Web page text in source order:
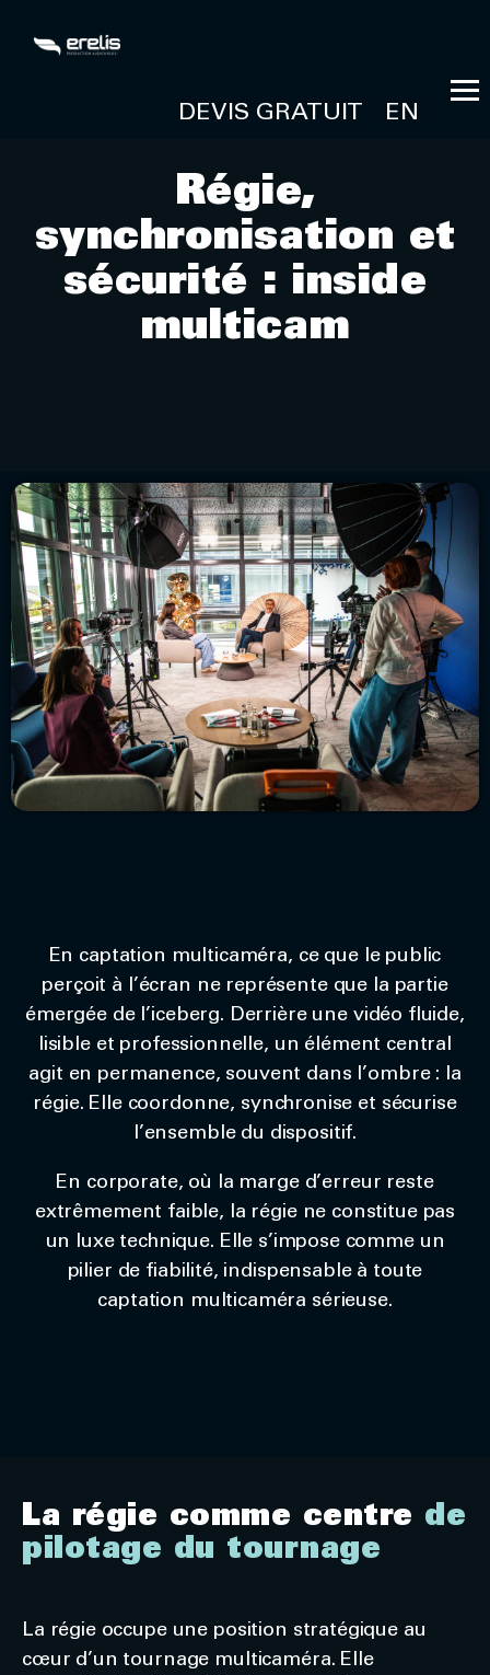
DEVIS GRATUIT EN
Régie,
synchronisation et
sécurité : inside
multicam
En captation multicaméra, ce que le public
perçoit à l’écran ne représente que la partie
émergée de l’iceberg. Derrière une vidéo fluide,
lisible et professionnelle, un élément central
agit en permanence, souvent dans l’ombre : la
régie. Elle coordonne, synchronise et sécurise
l’ensemble du dispositif.
En corporate, où la marge d’erreur reste
extrêmement faible, la régie ne constitue pas
un luxe technique. Elle s’impose comme un
pilier de fiabilité, indispensable à toute
captation multicaméra sérieuse.
La régie comme centre de
pilotage du tournage
La régie occupe une position stratégique au
cœur d’un tournage multicaméra. Elle